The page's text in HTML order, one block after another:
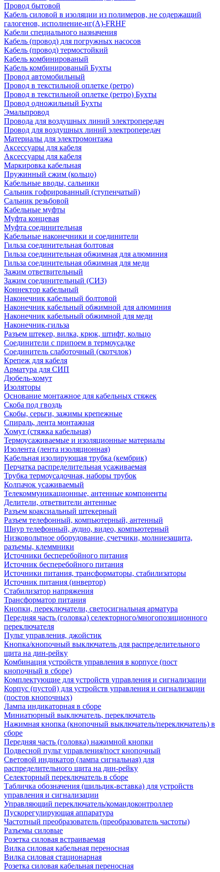
Провод бытовой
Кабель силовой в изоляции из полимеров, не содержащий
галогенов, исполнение-нг(А)-FRHF
Кабели специального назначения
Кабель (провод) для погружных насосов
Кабель (провод) термостойкий
Кабель комбинированый
Кабель комбинированый Бухты
Провод автомобильный
Провод в текстильной оплетке (ретро)
Провод в текстильной оплетке (ретро) Бухты
Провод одножильный Бухты
Эмальпровод
Провода для воздушных линий электропередач
Провод для воздушных линий электропередач
Материалы для электромонтажа
Аксессуары для кабеля
Аксессуары для кабеля
Маркировка кабельная
Пружинный сжим (кольцо)
Кабельные вводы, сальники
Сальник гофрированный (ступенчатый)
Сальник резьбовой
Кабельные муфты
Муфта концевая
Муфта соединительная
Кабельные наконечники и соединители
Гильза соединительная болтовая
Гильза соединительная обжимная для алюминия
Гильза соединительная обжимная для меди
Зажим ответвительный
Зажим соединительный (СИЗ)
Коннектор кабельный
Наконечник кабельный болтовой
Наконечник кабельный обжимной для алюминия
Наконечник кабельный обжимной для меди
Наконечник-гильза
Разъем штекер, вилка, крюк, штифт, кольцо
Соединители с припоем в термоусадке
Соединитель слаботочный (скотчлок)
Крепеж для кабеля
Арматура для СИП
Дюбель-хомут
Изоляторы
Основание монтажное для кабельных стяжек
Скоба под гвоздь
Скобы, серьги, зажимы крепежные
Спираль, лента монтажная
Хомут (стяжка кабельная)
Термоусаживаемые и изоляционные материалы
Изолента (лента изоляционная)
Кабельная изолирующая трубка (кембрик)
Перчатка распределительная усаживаемая
Трубка термоусадочная, наборы трубок
Колпачок усаживаемый
Телекоммуникационные, антенные компоненты
Делители, ответвители антенные
Разъем коаксиальный штекерный
Разъем телефонный, компьютерный, антенный
Шнур телефонный, аудио, видео, компьютерный
Низковольтное оборудование, счетчики, молниезащита,
разъемы, клеммники
Источники бесперебойного питания
Источник бесперебойного питания
Источники питания, трансформаторы, стабилизаторы
Источник питания (инвертор)
Стабилизатор напряжения
Трансформатор питания
Кнопки, переключатели, светосигнальная арматура
Передняя часть (головка) селекторного/многопозиционного
переключателя
Пульт управления, джойстик
Кнопка/кнопочный выключатель для распределительного
щита на дин-рейку
Комбинация устройств управления в корпусе (пост
кнопочный в сборе)
Комплектующие для устройств управления и сигнализации
Корпус (пустой) для устройств управления и сигнализации
(постов кнопочных)
Лампа индикаторная в сборе
Миниатюрный выключатель, переключатель
Нажимная кнопка (кнопочный выключатель/переключатель) в
сборе
Передняя часть (головка) нажимной кнопки
Подвесной пульт управления/пост кнопочный
Световой индикатор (лампа сигнальная) для
распределительного щита на дин-рейку
Селекторный переключатель в сборе
Табличка обозначения (шильдик-вставка) для устройств
управления и сигнализации
Управляющий переключатель/командоконтроллер
Пускорегулирующая аппаратура
Частотный преобразователь (преобразователь частоты)
Разъемы силовые
Розетка силовая встраиваемая
Вилка силовая кабельная переносная
Вилка силовая стационарная
Розетка силовая кабельная переносная